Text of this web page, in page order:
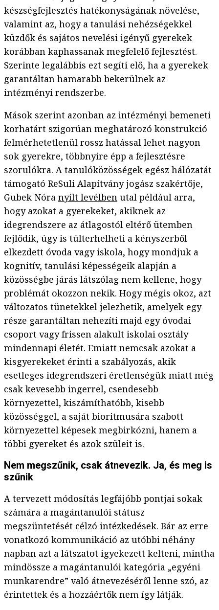
készségfejlesztés hatékonyságának növelése,
valamint az, hogy a tanulási nehézségekkel
küzdők és sajátos nevelési igényű gyerekek
korábban kaphassanak megfelelő fejlesztést.
Szerinte legalábbis ezt segíti elő, ha a gyerekek
garantáltan hamarabb bekerülnek az
intézményi rendszerbe.
Mások szerint azonban az intézményi bemeneti
korhatárt szigorúan meghatározó konstrukció
felmérhetetlenül rossz hatással lehet nagyon
sok gyerekre, többnyire épp a fejlesztésre
szorulókra. A tanulóközösségek egész hálózatát
támogató ReSuli Alapítvány jogász szakértője,
Gubek Nóra nyílt levélben utal például arra,
hogy azokat a gyerekeket, akiknek az
idegrendszere az átlagostól eltérő ütemben
fejlődik, úgy is túlterhelheti a kényszerből
elkezdett óvoda vagy iskola, hogy mondjuk a
kognitív, tanulási képességeik alapján a
közösségbe járás látszólag nem kellene, hogy
problémát okozzon nekik. Hogy mégis okoz, azt
változatos tünetekkel jelezhetik, amelyek egy
része garantáltan nehezíti majd egy óvodai
csoport vagy frissen alakult iskolai osztály
mindennapi életét. Emiatt nemcsak azokat a
kisgyerekeket érinti a szabályozás, akik
esetleges idegrendszeri éretlenségük miatt még
csak kevesebb ingerrel, csendesebb
környezettel, kiszámíthatóbb, kisebb
közösséggel, a saját bioritmusára szabott
környezettel képesek megbirkózni, hanem a
többi gyereket és azok szüleit is.
Nem megszűnik, csak átnevezik. Ja, és meg is
szűnik
A tervezett módosítás legfájóbb pontjai sokak
számára a magántanulói státusz
megszüntetését célzó intézkedések. Bár az erre
vonatkozó kommunikáció az utóbbi néhány
napban azt a látszatot igyekezett kelteni, mintha
mindössze a magántanulói kategória „egyéni
munkarendre” való átnevezéséről lenne szó, az
érintettek és a hozzáértők nem így látják.